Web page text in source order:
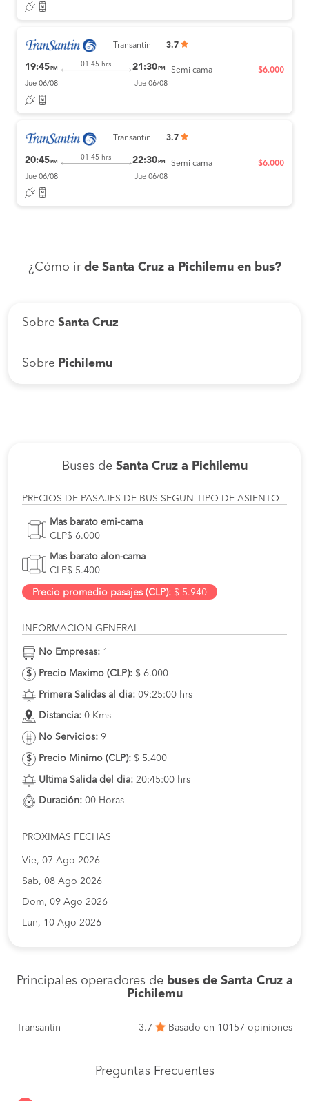
Transantin 3.7
19:45 PM
01:45 hrs 21:30 PM
Jue 06/08 Jue 06/08
Semi cama $6.000
Transantin 3.7
20:45 PM
01:45 hrs 22:30 PM
Jue 06/08 Jue 06/08
Semi cama $6.000
¿Cómo ir de Santa Cruz a Pichilemu en bus?
Sobre Santa Cruz
Sobre Pichilemu
Buses de Santa Cruz a Pichilemu
PRECIOS DE PASAJES DE BUS SEGUN TIPO DE ASIENTO
Mas barato emi-cama
CLP$ 6.000
Mas barato alon-cama
CLP$ 5.400
Precio promedio pasajes (CLP): $ 5.940
INFORMACION GENERAL
No Empresas: 1
Precio Maximo (CLP): $ 6.000
Primera Salidas al dia: 09:25:00 hrs
Distancia: 0 Kms
No Servicios: 9
Precio Minimo (CLP): $ 5.400
Ultima Salida del dia: 20:45:00 hrs
Duración: 00 Horas
PROXIMAS FECHAS
Vie, 07 Ago 2026
Sab, 08 Ago 2026
Dom, 09 Ago 2026
Lun, 10 Ago 2026
Principales operadores de buses de Santa Cruz a
Pichilemu
Transantin 3.7 Basado en 10157 opiniones
Preguntas Frecuentes